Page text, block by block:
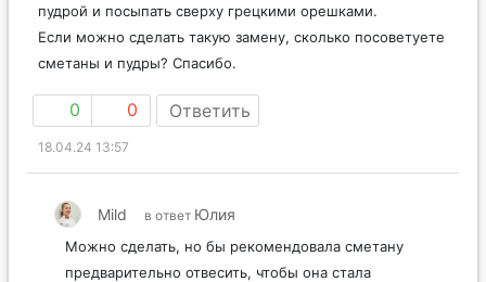
пудрой и посыпать сверху грецкими орешками.
Если можно сделать такую замену, сколько посоветуете
сметаны и пудры? Спасибо.
0 0 Ответить
18.04.24 13:57
Mild в ответ Юлия
Можно сделать, но бы рекомендовала сметану
предварительно отвесить, чтобы она стала